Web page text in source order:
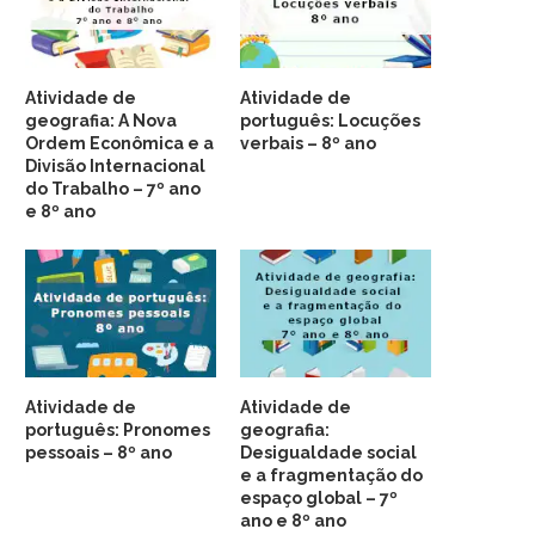
Atividade de
geografia: A Nova
Ordem Econômica e a
Divisão Internacional
do Trabalho – 7º ano
e 8º ano
Atividade de
português: Locuções
verbais – 8º ano
Atividade de
português: Pronomes
pessoais – 8º ano
Atividade de
geografia:
Desigualdade social
e a fragmentação do
espaço global – 7º
ano e 8º ano